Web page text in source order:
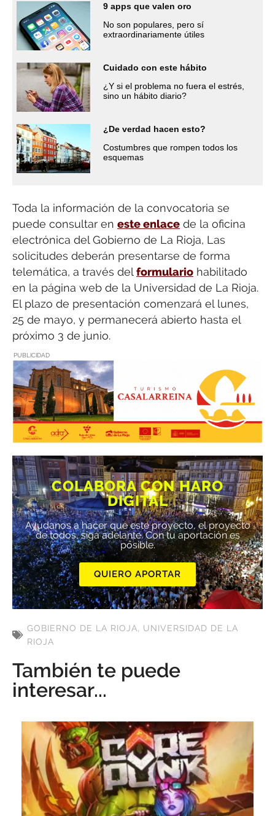
9 apps que valen oro
No son populares, pero sí
extraordinariamente útiles
Cuidado con este hábito
¿Y si el problema no fuera el estrés,
sino un hábito diario?
¿De verdad hacen esto?
Costumbres que rompen todos los
esquemas
Toda la información de la convocatoria se
puede consultar en este enlace de la oficina
electrónica del Gobierno de La Rioja, Las
solicitudes deberán presentarse de forma
telemática, a través del formulario habilitado
en la página web de la Universidad de La Rioja.
El plazo de presentación comenzará el lunes,
25 de mayo, y permanecerá abierto hasta el
próximo 3 de junio.
PUBLICIDAD
COLABORA CON HARO
DIGITAL
Ayúdanos a hacer que este proyecto, el proyecto
de todos, siga adelante. Con tu aportación es
posible.
QUIERO APORTAR
GOBIERNO DE LA RIOJA, UNIVERSIDAD DE LA
RIOJA
También te puede
interesar...